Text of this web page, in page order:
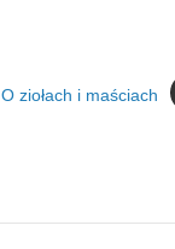
O ziołach i maściach